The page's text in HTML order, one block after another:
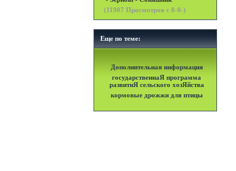
(11907 Просмотров с 0-0-)
Еще по теме:
Дополнительная информация
государственнаЯ программа
развитиЯ сельского хозЯйства
кормовые дрожжи для птицы